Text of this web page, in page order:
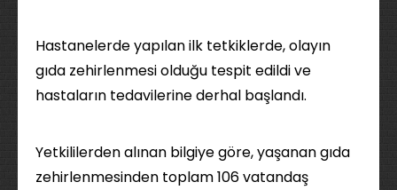
Hastanelerde yapılan ilk tetkiklerde, olayın
gıda zehirlenmesi olduğu tespit edildi ve
hastaların tedavilerine derhal başlandı.
Yetkililerden alınan bilgiye göre, yaşanan gıda
zehirlenmesinden toplam 106 vatandaş